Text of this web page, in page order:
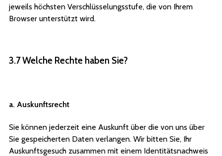
jeweils höchsten Verschlüsselungsstufe, die von Ihrem
Browser unterstützt wird.
3.7 Welche Rechte haben Sie?
a. Auskunftsrecht
Sie können jederzeit eine Auskunft über die von uns über
Sie gespeicherten Daten verlangen. Wir bitten Sie, Ihr
Auskunftsgesuch zusammen mit einem Identitätsnachweis